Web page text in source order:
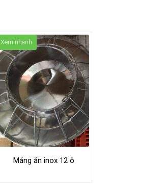
Máng ăn inox 12 ô
Xem nhanh